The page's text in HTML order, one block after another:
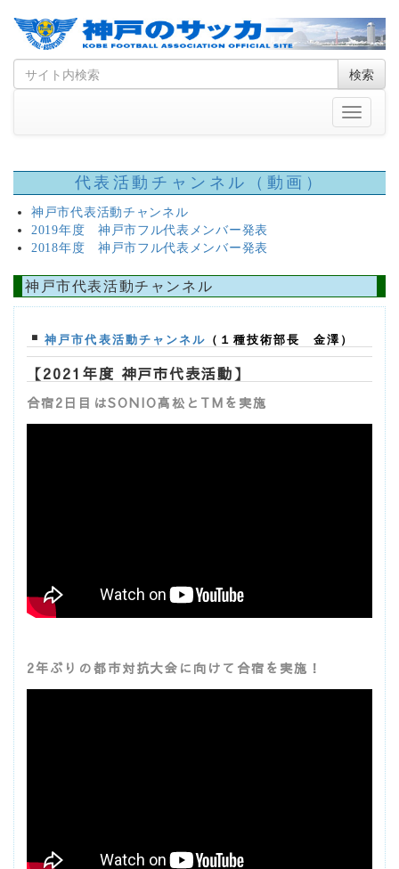
Skip
to
Search
for
検索
Toggle
代表活動チャンネル（動画）
神戸市代表活動チャンネル
2019年度 神戸市フル代表メンバー発表
2018年度 神戸市フル代表メンバー発表
神戸市代表活動チャンネル
▪神戸市代表活動チャンネル （１種技術部長 金澤）
【2021年度 神戸市代表活動】
合宿2日目はSONIO高松とTMを実施
2年ぶりの都市対抗大会に向けて合宿を実施！